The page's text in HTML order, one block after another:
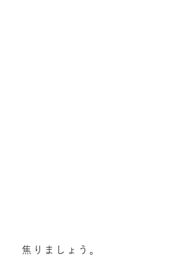
焦りましょう。